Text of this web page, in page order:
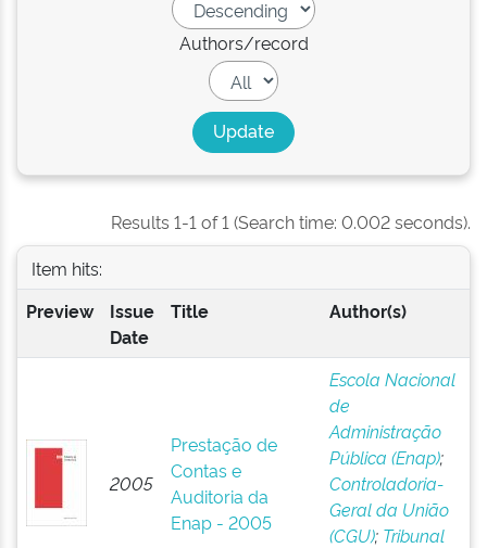
Authors/record
Results 1-1 of 1 (Search time: 0.002 seconds).
Item hits:
Preview
Issue
Date
Title Author(s)
2005
Prestação de
Contas e
Auditoria da
Enap - 2005
Escola Nacional
de
Administração
Pública (Enap);
Controladoria-
Geral da União
(CGU); Tribunal